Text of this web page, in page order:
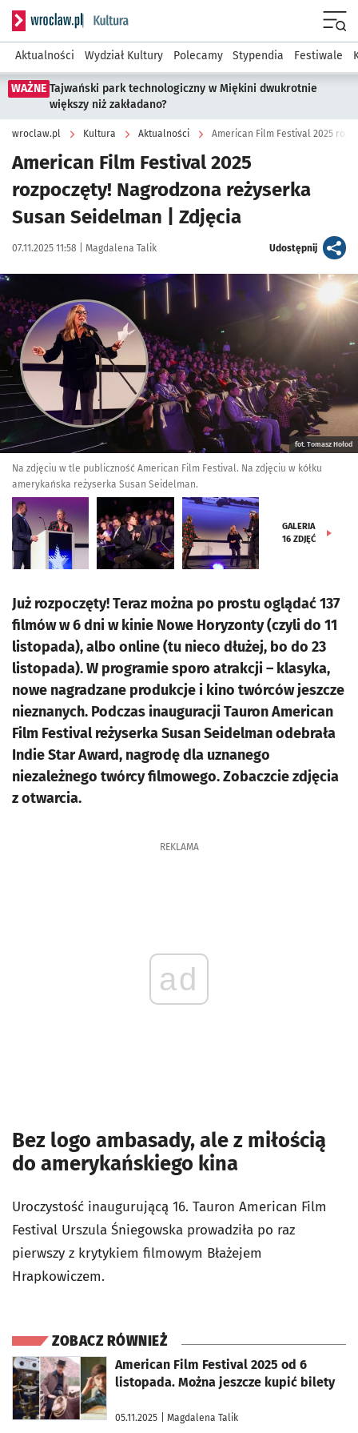
Serwis informacyjny wroclaw.pl podserwis: Kultura
Aktualności Wydział Kultury Polecamy Stypendia Festiwale
WAŻNE Tajwański park technologiczny w Miękini dwukrotnie
większy niż zakładano?
wroclaw.pl Kultura Aktualności
American Film Festival 2025
rozpoczęty! Nagrodzona reżyserka
Susan Seidelman | Zdjęcia
Data publikacji:
07.11.2025 11:58 | Autor:
Magdalena Talik Udostępnijartykuł
Kliknij, aby zobaczyć galerię
fot. Tomasz Hołod
Na zdjęciu w tle publiczność American Film Festival. Na zdjęciu w kółku
amerykańska reżyserka Susan Seidelman.
GALERIA
16 ZDJĘĆ
Już rozpoczęty! Teraz można po prostu oglądać 137
filmów w 6 dni w kinie Nowe Horyzonty (czyli do 11
listopada), albo online (tu nieco dłużej, bo do 23
listopada). W programie sporo atrakcji – klasyka,
nowe nagradzane produkcje i kino twórców jeszcze
nieznanych. Podczas inauguracji Tauron American
Film Festival reżyserka Susan Seidelman odebrała
Indie Star Award, nagrodę dla uznanego
niezależnego twórcy filmowego. Zobaczcie zdjęcia
z otwarcia.
REKLAMA
ad
Bez logo ambasady, ale z miłością
do amerykańskiego kina
Uroczystość inaugurującą 16. Tauron American Film
Festival Urszula Śniegowska prowadziła po raz
pierwszy z krytykiem filmowym Błażejem
Hrapkowiczem.
ZOBACZ RÓWNIEŻ
American Film Festival 2025 od 6
listopada. Można jeszcze kupić bilety
05.11.2025 | Magdalena Talik
otworzy się w nowej karcie